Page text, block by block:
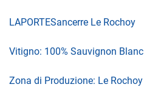
LAPORTESancerre Le Rochoy
Vitigno: 100% Sauvignon Blanc
Zona di Produzione: Le Rochoy